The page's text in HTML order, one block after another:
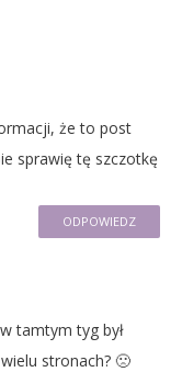
że to post
sprawię tę szczotkę
ODPOWIEDZ
tamtym tyg był
stronach? 🙁